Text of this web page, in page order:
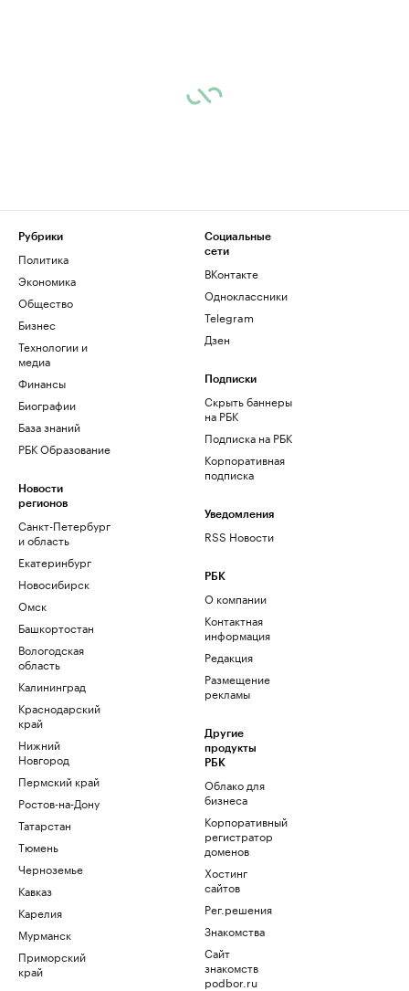
Рубрики
Политика
Экономика
Общество
Бизнес
Технологии и
медиа
Финансы
Биографии
База знаний
РБК Образование
Новости
регионов
Санкт-Петербург
и область
Екатеринбург
Новосибирск
Омск
Башкортостан
Вологодская
область
Калининград
Краснодарский
край
Нижний
Новгород
Пермский край
Ростов-на-Дону
Татарстан
Тюмень
Черноземье
Кавказ
Карелия
Мурманск
Приморский
край
Социальные
сети
ВКонтакте
Одноклассники
Telegram
Дзен
Подписки
Скрыть баннеры
на РБК
Подписка на РБК
Корпоративная
подписка
Уведомления
RSS Новости
РБК
О компании
Контактная
информация
Редакция
Размещение
рекламы
Другие
продукты
РБК
Облако для
бизнеса
Корпоративный
регистратор
доменов
Хостинг
сайтов
Рег.решения
Знакомства
Сайт
знакомств
podbor.ru